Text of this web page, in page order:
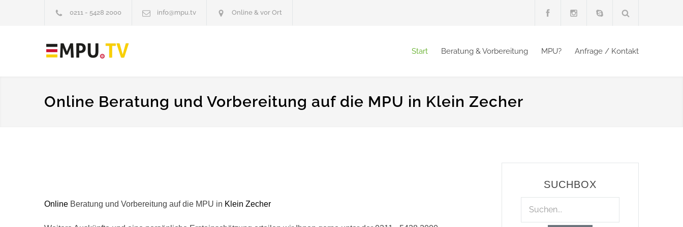
0211 - 5428 2000 info@mpu.tv Online & vor Ort
Start Beratung & Vorbereitung MPU? Anfrage / Kontakt
Online Beratung und Vorbereitung auf die MPU in Klein Zecher
Online Beratung und Vorbereitung auf die MPU in Klein Zecher
SUCHBOX